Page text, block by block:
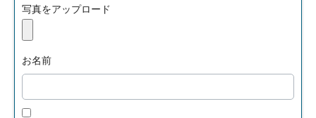
写真をアップロード
お名前